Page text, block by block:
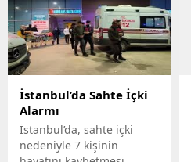
İstanbul’da Sahte İçki
Alarmı
İstanbul’da, sahte içki
nedeniyle 7 kişinin